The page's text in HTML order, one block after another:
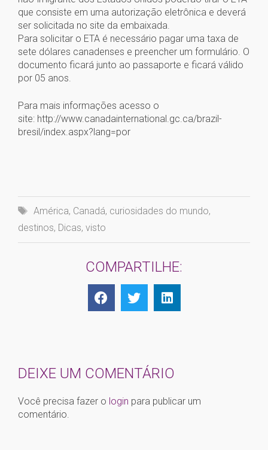
que consiste em uma autorização eletrônica e deverá
ser solicitada no site da embaixada.
Para solicitar o ETA é necessário pagar uma taxa de
sete dólares canadenses e preencher um formulário. O
documento ficará junto ao passaporte e ficará válido
por 05 anos.
Para mais informações acesso o
site: http://www.canadainternational.gc.ca/brazil-
bresil/index.aspx?lang=por
América, Canadá, curiosidades do mundo,
destinos, Dicas, visto
COMPARTILHE:
DEIXE UM COMENTÁRIO
Você precisa fazer o login para publicar um
comentário.